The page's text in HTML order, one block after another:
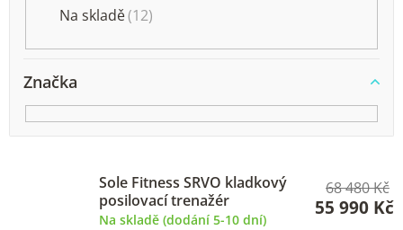
Sole Fitness SRVO kladkový
posilovací trenažér
Na skladě (dodání 5-10 dní)
68 480 Kč
55 990 Kč
Na skladě 12
Značka